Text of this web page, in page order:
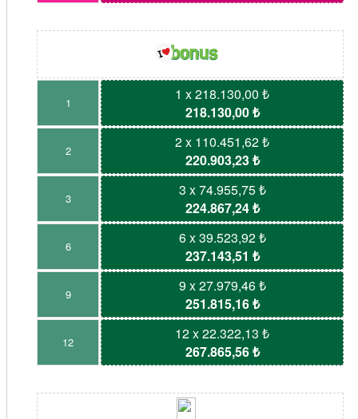
1
1 x 218.130,00 ₺
218.130,00 ₺
2
2 x 110.451,62 ₺
220.903,23 ₺
3
3 x 74.955,75 ₺
224.867,24 ₺
6
6 x 39.523,92 ₺
237.143,51 ₺
9
9 x 27.979,46 ₺
251.815,16 ₺
12
12 x 22.322,13 ₺
267.865,56 ₺